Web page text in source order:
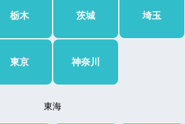
栃木 茨城 埼玉
東京 神奈川
東海